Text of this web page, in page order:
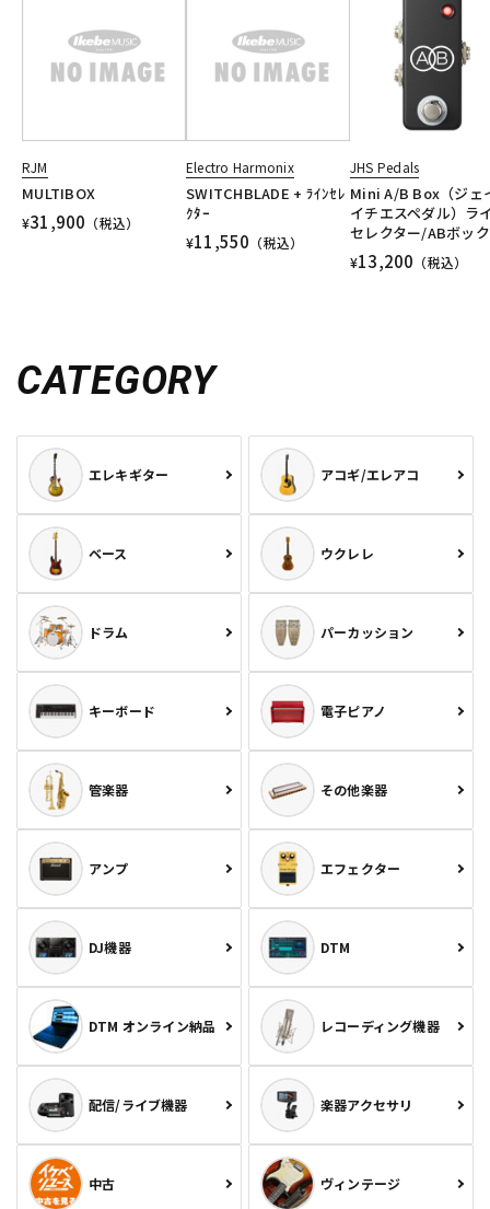
RJM
MULTIBOX
¥31,900 （税込）
Electro Harmonix
SWITCHBLADE + ﾗｲﾝｾﾚ
ｸﾀｰ
¥11,550 （税込）
JHS Pedals
Mini A/B Box（ジェ
イチエスペダル）ラ
セレクター/ABボッ
¥13,200 （税込）
CATEGORY
エレキギター アコギ/エレアコ
ベース ウクレレ
ドラム パーカッション
キーボード 電子ピアノ
管楽器 その他楽器
アンプ エフェクター
DJ機器 DTM
DTM オンライン納品 レコーディング機器
配信/ライブ機器 楽器アクセサリ
中古 ヴィンテージ